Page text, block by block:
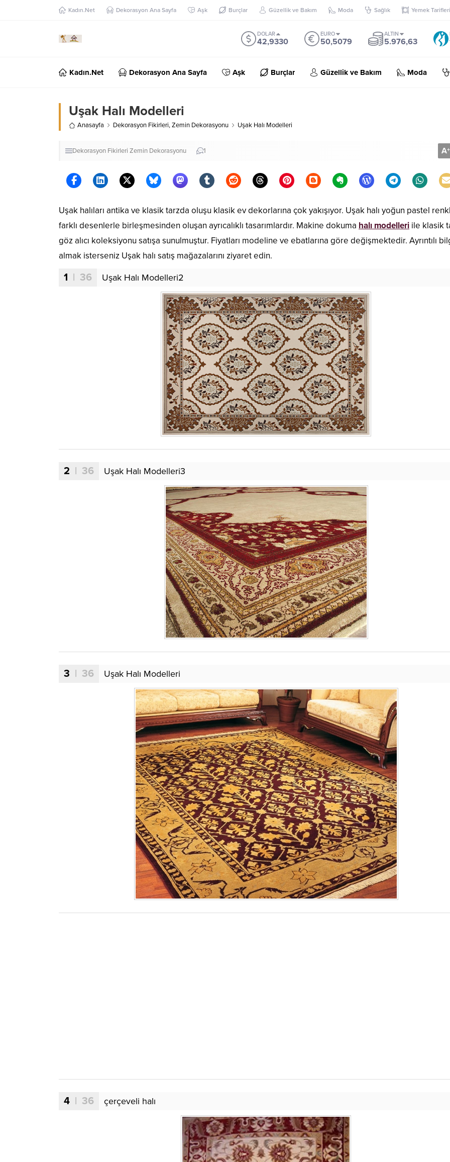
Kadın.Net Dekorasyon Ana Sayfa Aşk Burçlar Güzellik ve Bakım Moda Sağlık Yemek Tarifleri
DOLAR
42,9330
EURO
50,5079
ALTIN
5.976,63
Kadın.Net Dekorasyon Ana Sayfa Aşk Burçlar Güzellik ve Bakım Moda
Uşak Halı Modelleri
Anasayfa Dekorasyon Fikirleri,Zemin Dekorasyonu Uşak Halı Modelleri
Dekorasyon Fikirleri Zemin Dekorasyonu 1 A+
Uşak halıları antika ve klasik tarzda oluşu klasik ev dekorlarına çok yakışıyor. Uşak halı yoğun pastel
farklı desenlerle birleşmesinden oluşan ayrıcalıklı tasarımlardır. Makine dokuma halı modelleri ile klasik
göz alıcı koleksiyonu satışa sunulmuştur. Fiyatları modeline ve ebatlarına göre değişmektedir. Ayrıntılı
almak isterseniz Uşak halı satış mağazalarını ziyaret edin.
1 | 36 Uşak Halı Modelleri2
2 | 36 Uşak Halı Modelleri3
3 | 36 Uşak Halı Modelleri
4 | 36 çerçeveli halı